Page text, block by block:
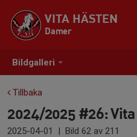
Bildgalleri
VITA HÄSTEN
Damer
Tillbaka
2024/2025 #26: Vita
2025-04-01 | Bild 62 av 211